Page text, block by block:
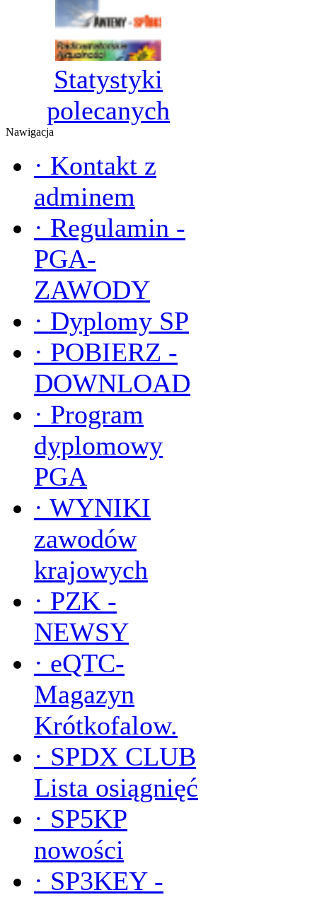
Statystyki
polecanych
Nawigacja
· Kontakt z
adminem
· Regulamin -
PGA-
ZAWODY
· Dyplomy SP
· POBIERZ -
DOWNLOAD
· Program
dyplomowy
PGA
· WYNIKI
zawodów
krajowych
· PZK -
NEWSY
· eQTC-
Magazyn
Krótkofalow.
· SPDX CLUB
Lista osiągnięć
· SP5KP
nowości
· SP3KEY -